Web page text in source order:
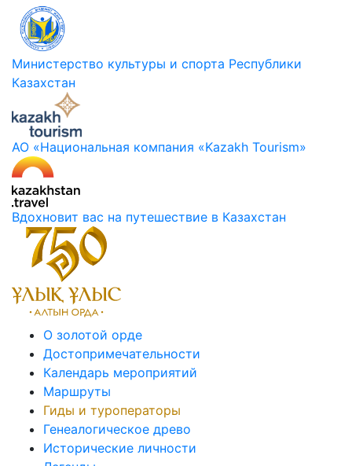
Министерство культуры и спорта Республики
Казахстан
АО «Национальная компания «Kazakh Tourism»
Вдохновит вас на путешествие в Казахстан
О золотой орде
Достопримечательности
Календарь мероприятий
Маршруты
Гиды и туроператоры
Генеалогическое древо
Исторические личности